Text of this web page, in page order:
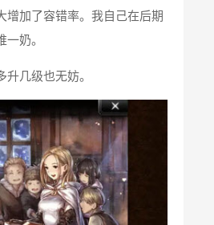
增加了容错率。我自己在后期
奶。
几级也无妨。